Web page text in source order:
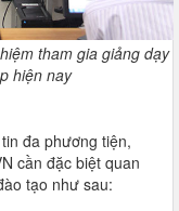
tham gia giảng dạy
hiện nay
đa phương tiện,
cần đặc biệt quan
tạo như sau: